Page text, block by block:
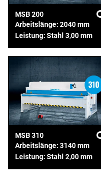
MSB 200
Arbeitslänge: 2040 mm
Leistung: Stahl 3,00 mm
MSB 310
Arbeitslänge: 3140 mm
Leistung: Stahl 2,00 mm